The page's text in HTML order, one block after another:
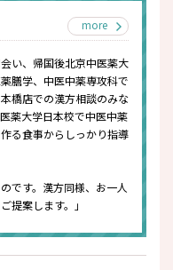
more
い、帰国後北京中医薬大
膳学、中医中薬専攻科で
橋店での漢方相談のみな
薬大学日本校で中医中薬
る食事からしっかり指導
です。漢方同様、お一人
提案します。」